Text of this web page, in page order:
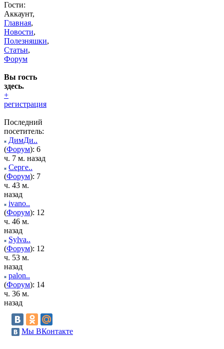
Гости:
Аккаунт,
Главная,
Новости,
Полезняшки,
Статьи,
Форум
Вы гость
здесь.
+
регистрация
Последний
посетитель:
ДимДи..
(Форум): 6
ч. 7 м. назад
Серге..
(Форум): 7
ч. 43 м.
назад
ivano..
(Форум): 12
ч. 46 м.
назад
Sylva..
(Форум): 12
ч. 53 м.
назад
palon..
(Форум): 14
ч. 36 м.
назад
Мы ВКонтакте